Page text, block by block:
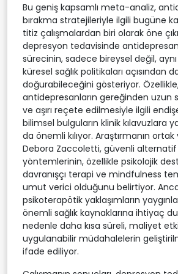
Bu geniş kapsamlı meta-analiz,
bırakma stratejileriyle ilgili bugüne
titiz çalışmalardan biri olarak öne
depresyon tedavisinde
sürecinin, sadece bireysel değil,
küresel sağlık politikaları açısından
doğurabileceğini gösteriyor.
antidepresanların gereğinden uzun
ve aşırı reçete edilmesiyle ilgili
bilimsel bulguların klinik kılavuzlara
da önemli kılıyor. Araştırmanın
Debora Zaccoletti, güvenli
yöntemlerinin, özellikle psikolojik
davranışçı terapi ve mindfulness
umut verici olduğunu belirtiyor.
psikoterapötik yaklaşımların
önemli sağlık kaynaklarına ihtiyaç
nedenle daha kısa süreli, maliyet
uygulanabilir müdahalelerin
ifade ediliyor.